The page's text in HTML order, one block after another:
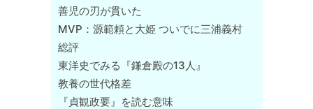
善児の刃が貫いた
MVP：源範頼と大姫 ついでに三浦義村
総評
東洋史でみる『鎌倉殿の13人』
教養の世代格差
『貞観政要』を読む意味